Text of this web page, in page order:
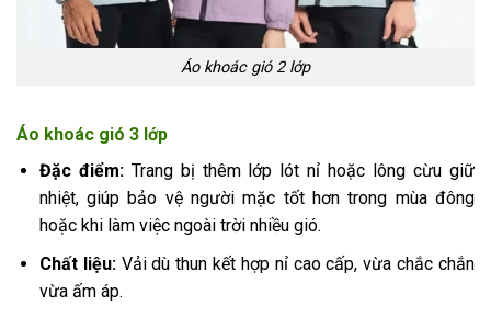
Áo khoác gió 2 lớp
Áo khoác gió 3 lớp
Đặc điểm:Trang bị thêm lớp lót nỉ hoặc lông cừu giữ
nhiệt, giúp bảo vệ người mặc tốt hơn trong mùa đông
hoặc khi làm việc ngoài trời nhiều gió.
Chất liệu:Vải dù thun kết hợp nỉ cao cấp, vừa chắc chắn
vừa ấm áp.